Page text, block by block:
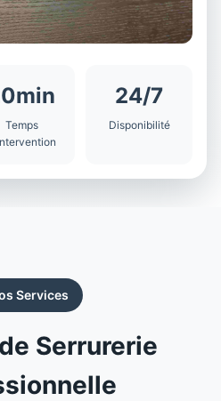
Temps
24/7
Disponibilité
Services
Serrurerie